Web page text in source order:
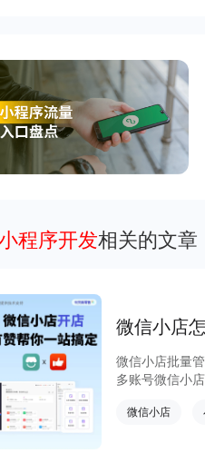
程序开发相关的文章
微信小店
微信小店批量
多账号微信小
微信小店